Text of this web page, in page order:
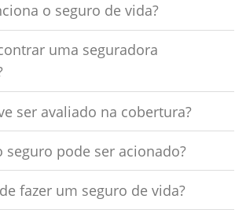
o seguro de vida?
uma seguradora
ser avaliado na cobertura?
seguro pode ser acionado?
fazer um seguro de vida?